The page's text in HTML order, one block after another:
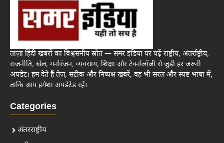
ताज़ा हिंदी खबरों का विश्वसनीय स्रोत — समर इंडिया पर पढ़ें राष्ट्रीय, अंतर्राष्ट्रीय,
राजनीति, खेल, मनोरंजन, व्यवसाय, शिक्षा और टेक्नोलॉजी से जुड़ी हर जरूरी
अपडेट। हम देते हैं तेज़, सटीक और निष्पक्ष खबरें, वह भी सरल और स्पष्ट भाषा में,
ताकि आप हमेशा अपडेटेड रहें।
Categories
अंतरराष्ट्रीय